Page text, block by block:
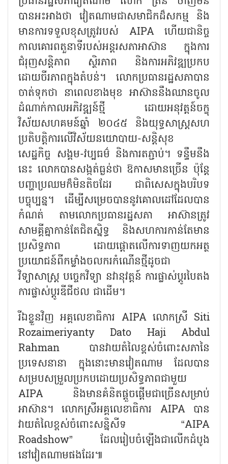
បានអះអាងថា វៀតណាមជាសមាជិកដ៏សកម្ម និង
មានការទទួលខុសត្រូវរបស់ AIPA ហើយជានិច្ច
កាលគោរពតួនាទីរបស់អន្តរសភាអាស៊ាន ក្នុងការ
ជំរុញសន្តិភាព ស្ថិរភាព និងការអភិវឌ្ឍប្រកប
ដោយចីរភាពក្នុងតំបន់។ លោកប្រធានរដ្ឋសភាបាន
ចាត់ទុកថា នាពេលខាងមុខ អាស៊ាននឹងឈានចូល
ដំណាក់កាលអភិវឌ្ឍន៍ថ្មី ដោយអនុវត្តន៍ចក្ខុ
វិស័យសហគមន៍ឆ្នាំ ២០៤៥ និងយុទ្ធសាស្ត្រសហ
ប្រតិបត្តិការលើវិស័យនយោបាយ-សន្តិសុខ
សេដ្ឋកិច្ច សង្គម-វប្បធម៌ និងការតភ្ជាប់។ ទន្ទឹមនឹង
នេះ លោកបានសង្កត់ធ្ងន់ថា ឱកាសមានច្រើន ប៉ុន្តែ
បញ្ហាប្រឈមក៏មិនតិចដែរ ជាពិសេសក្នុងបរិបទ
បច្ចុប្បន្ន។ ដើម្បីសម្រេចបាននូវគោលដៅដែលបាន
កំណត់ តាមលោកប្រធានរដ្ឋសភា អាស៊ានត្រូវ
សាមគ្គីគ្នាកាន់តែជិតស្និទ្ធ និងសហការកាន់តែមាន
ប្រសិទ្ធភាព ដោយផ្តោតលើការទាញយកអត្ថ
ប្រយោជន៍ពីកម្លាំងចលករកំណើនថ្មីដូចជា
វិទ្យាសាស្ត្រ បច្ចេកវិទ្យា នវានុវត្តន៍ ការផ្លាស់ប្តូរបៃតង
ការផ្លាស់ប្តូរឌីជីថល ជាដើម។
រីឯខ្លួនវិញ អគ្គលេខាធិការ AIPA លោកស្រី Siti
Rozaimeriyanty Dato Haji Abdul
Rahman បានវាយតំលៃខ្ពស់ចំពោះសភានៃ
ប្រទេសនានា ក្នុងនោះមានវៀតណាម ដែលបាន
សម្របសម្រួលប្រកបដោយប្រសិទ្ធភាពជាមួយ
AIPA និងមានគំនិតផ្ដួចផ្ដើមជាច្រើនសម្រាប់
អាស៊ាន។ លោកស្រីអគ្គលេខាធិការ AIPA បាន
វាយតំលៃខ្ពស់ចំពោះសន្និសីទ “AIPA
Roadshow” ដែលរៀបចំឡើងជាលើកដំបូង
នៅវៀតណាមផងដែរ៕